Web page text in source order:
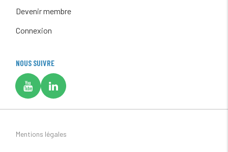
Devenir membre
Connexion
NOUS SUIVRE
Mentions légales